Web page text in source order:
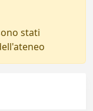
stati